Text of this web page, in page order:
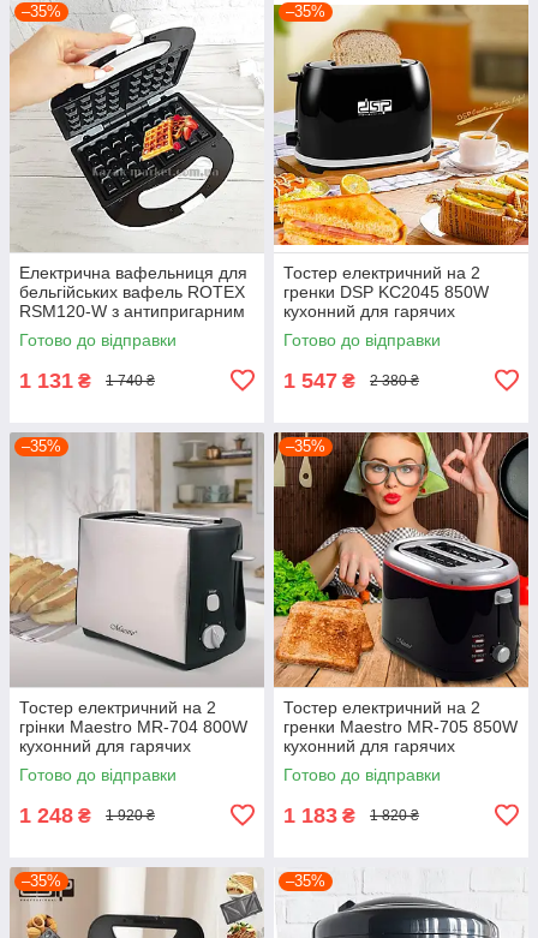
–35%
Електрична вафельниця для
бельгійських вафель ROTEX
RSM120-W з антипригарним
покриттям
електровафельниця
Готово до відправки
1 131 ₴ 1 740 ₴
–35%
Тостер електричний на 2
гренки DSP KC2045 850W
кухонний для гарячих
бутербродів хліба тостерниця
Готово до відправки
1 547 ₴ 2 380 ₴
–35%
Тостер електричний на 2
грінки Maestro MR-704 800W
кухонний для гарячих
бутербродів хліба тостерниця
Готово до відправки
1 248 ₴ 1 920 ₴
–35%
Тостер електричний на 2
гренки Maestro MR-705 850W
кухонний для гарячих
бутербродів хліба тостерниця
Готово до відправки
1 183 ₴ 1 820 ₴
–35% –35%